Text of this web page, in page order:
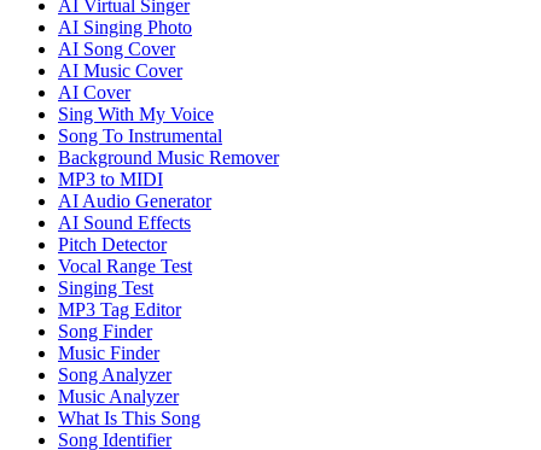
AI Virtual Singer
AI Singing Photo
AI Song Cover
AI Music Cover
AI Cover
Sing With My Voice
Song To Instrumental
Background Music Remover
MP3 to MIDI
AI Audio Generator
AI Sound Effects
Pitch Detector
Vocal Range Test
Singing Test
MP3 Tag Editor
Song Finder
Music Finder
Song Analyzer
Music Analyzer
What Is This Song
Song Identifier